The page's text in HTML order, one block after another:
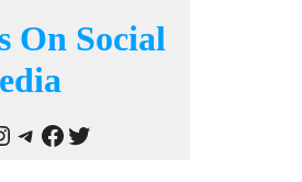
On Social